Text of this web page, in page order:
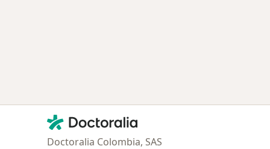
Contacto
Doctoralia - Página de inicio
Doctoralia Colombia, SAS